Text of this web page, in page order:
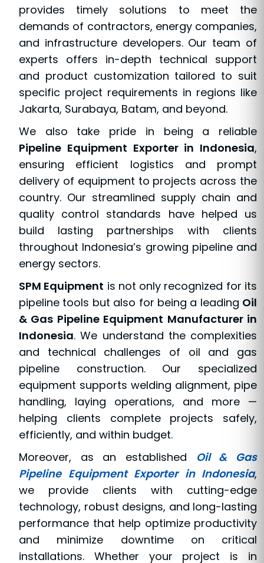
provides timely solutions to meet the
demands of contractors, energy companies,
and infrastructure developers. Our team of
experts offers in-depth technical support
and product customization tailored to suit
specific project requirements in regions like
Jakarta, Surabaya, Batam, and beyond.
We also take pride in being a reliable
Pipeline Equipment Exporter in Indonesia,
ensuring efficient logistics and prompt
delivery of equipment to projects across the
country. Our streamlined supply chain and
quality control standards have helped us
build lasting partnerships with clients
throughout Indonesia’s growing pipeline and
energy sectors.
SPM Equipment is not only recognized for its
pipeline tools but also for being a leading Oil
& Gas Pipeline Equipment Manufacturer in
Indonesia. We understand the complexities
and technical challenges of oil and gas
pipeline construction. Our specialized
equipment supports welding alignment, pipe
handling, laying operations, and more —
helping clients complete projects safely,
efficiently, and within budget.
Moreover, as an established Oil & Gas
Pipeline Equipment Exporter in Indonesia,
we provide clients with cutting-edge
technology, robust designs, and long-lasting
performance that help optimize productivity
and minimize downtime on critical
installations. Whether your project is in